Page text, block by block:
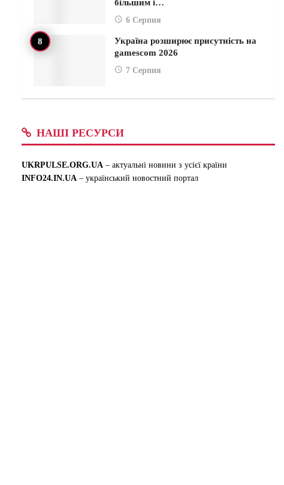
більшим і…
6 Серпня
Україна розширює присутність на
gamescom 2026
7 Серпня
НАШІ РЕСУРСИ
UKRPULSE.ORG.UA – актуальні новини з усієї країни
INFO24.IN.UA – український новостний портал